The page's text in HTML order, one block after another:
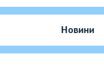
Новини